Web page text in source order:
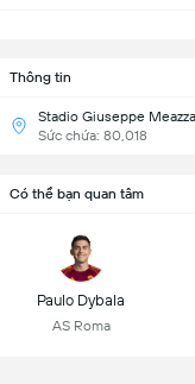
Thông tin
Stadio Giuseppe Meazza
Sức chứa: 80,018
Có thể bạn quan tâm
Paulo Dybala
AS Roma